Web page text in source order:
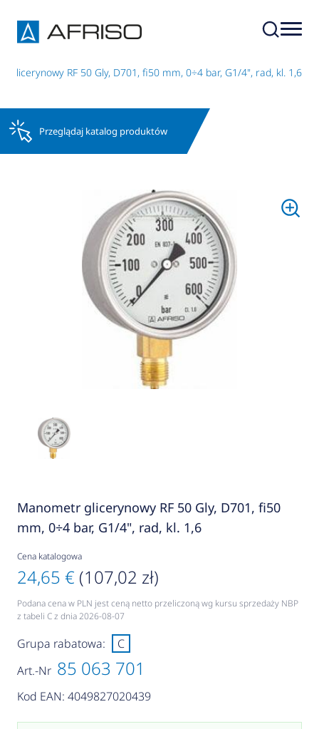
glicerynowy RF 50 Gly, D701, fi50 mm, 0÷4 bar, G1/4", rad, kl. 1,6
Przeglądaj katalog produktów
Manometr glicerynowy RF 50 Gly, D701, fi50
mm, 0÷4 bar, G1/4", rad, kl. 1,6
Cena katalogowa
24,65 € (107,02 zł)
Podana cena w PLN jest ceną netto przeliczoną wg kursu sprzedaży NBP
z tabeli C z dnia 2026-08-07
Art.-Nr 85 063 701
Kod EAN: 4049827020439
Grupa rabatowa: C